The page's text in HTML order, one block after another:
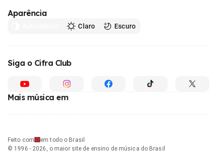
Aparência
Claro Escuro
Siga o Cifra Club
Mais música em
Feito com
em todo o Brasil
© 1996 - 2026, o maior site de ensino de música do Brasil